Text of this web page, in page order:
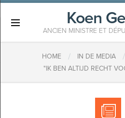
Koen
ANCIEN MINISTRE ET
HOME / IN DE MEDIA /
"IK BEN ALTIJD RECHT